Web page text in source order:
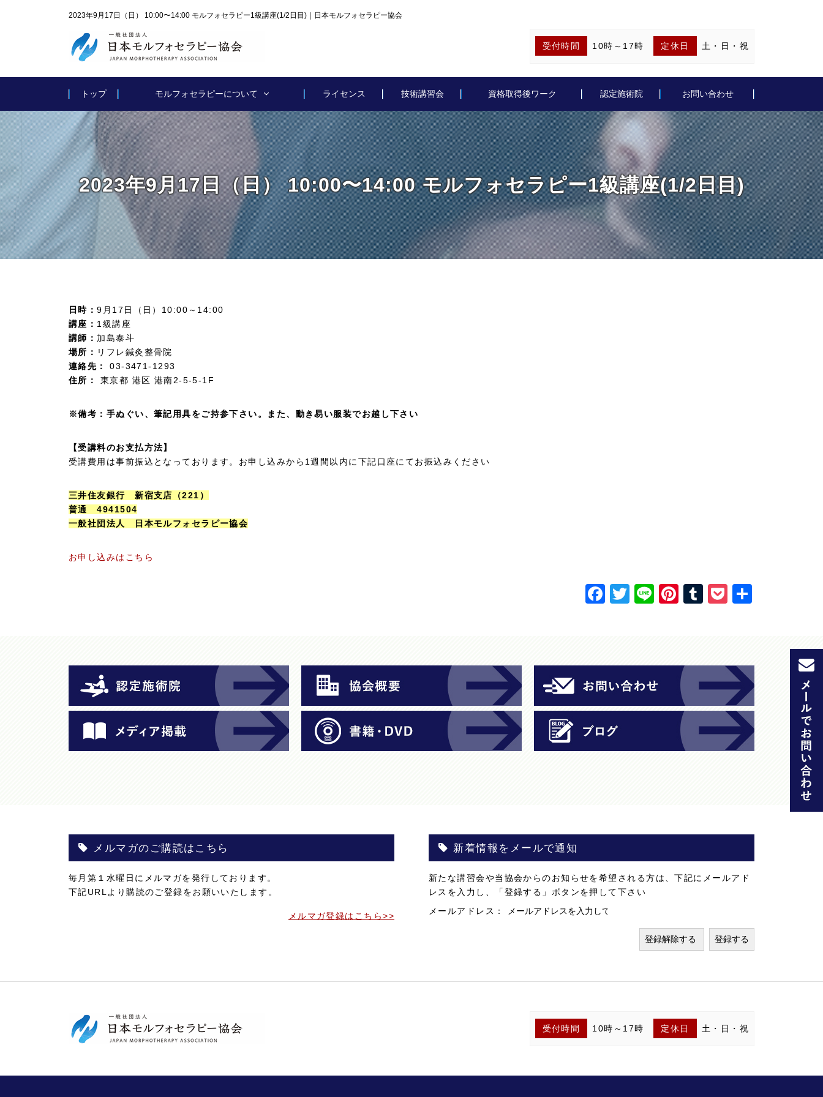
2023年9月17日（日） 10:00〜14:00 モルフォセラピー1級講座(1/2日目)｜日本モルフォセラピー協会
受付時間 10時～17時 定休日 土・日・祝
トップ モルフォセラピーについて ライセンス 技術講習会 資格取得後ワーク 認定施術院 お問い合わせ
2023年9月17日（日） 10:00〜14:00 モルフォセラピー1級講座(1/2日目)
日時：9月17日（日）10:00～14:00
講座： 1級講座
講師： 加島泰斗
場所： リフレ鍼灸整骨院
連絡先：
03-3471-1293
住所：
東京都 港区 港南2-5-5-1F
※備考：手ぬぐい、筆記用具をご持参下さい。また、動き易い服装でお越し下さい
【受講料のお支払方法】
受講費用は事前振込となっております。お申し込みから1週間以内に下記口座にてお振込みください
三井住友銀行 新宿支店（221）
普通 4941504
一般社団法人 日本モルフォセラピー協会
お申し込みはこちら
F
b
o
o
k
T Li
Pi
st
T
r
P
et
メルマガのご購読はこちら
毎月第１水曜日にメルマガを発行しております。
下記URLより購読のご登録をお願いいたします。
メルマガ登録はこちら>>
新着情報をメールで通知
新たな講習会や当協会からのお知らせを希望される方は、下記にメールアド
レスを入力し、「登録する」ボタンを押して下さい
メールアドレス：
受付時間 10時～17時 定休日 土・日・祝